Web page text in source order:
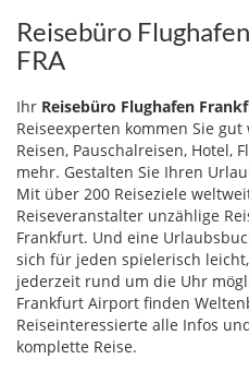
Reisebüro
FRA
Ihr Reisebüro Flughafen
Reiseexperten kommen Sie
Reisen, Pauschalreisen, Hotel,
mehr. Gestalten Sie Ihren
Mit über 200 Reiseziele
Reiseveranstalter unzählige
Frankfurt. Und eine
sich für jeden spielerisch
jederzeit rund um die Uhr
Frankfurt Airport finden
Reiseinteressierte alle Infos
komplette Reise.